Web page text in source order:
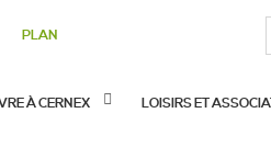
PLAN
À CERNEX LOISIRS ET